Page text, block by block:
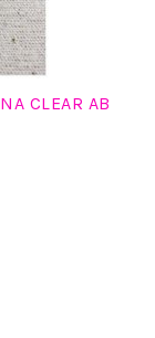
CLEAR AB